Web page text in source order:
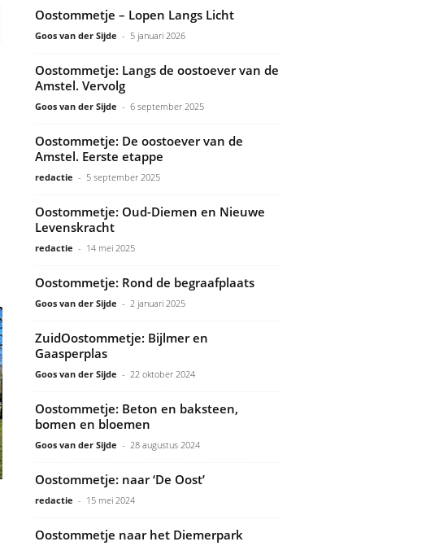
Oostommetje – Lopen Langs Licht
Goos van der Sijde - 5 januari 2026
Oostommetje: Langs de oostoever van de
Amstel. Vervolg
Goos van der Sijde - 6 september 2025
Oostommetje: De oostoever van de
Amstel. Eerste etappe
redactie - 5 september 2025
Oostommetje: Oud-Diemen en Nieuwe
Levenskracht
redactie - 14 mei 2025
Oostommetje: Rond de begraafplaats
Goos van der Sijde - 2 januari 2025
ZuidOostommetje: Bijlmer en
Gaasperplas
Goos van der Sijde - 22 oktober 2024
Oostommetje: Beton en baksteen,
bomen en bloemen
Goos van der Sijde - 28 augustus 2024
Oostommetje: naar ‘De Oost’
redactie - 15 mei 2024
Oostommetje naar het Diemerpark